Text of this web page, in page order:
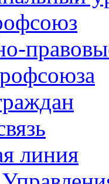
линия